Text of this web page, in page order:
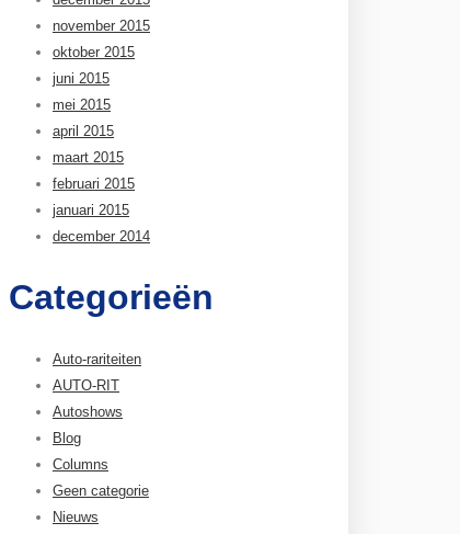
november 2015
oktober 2015
juni 2015
mei 2015
april 2015
maart 2015
februari 2015
januari 2015
december 2014
Categorieën
Auto-rariteiten
AUTO-RIT
Autoshows
Blog
Columns
Geen categorie
Nieuws